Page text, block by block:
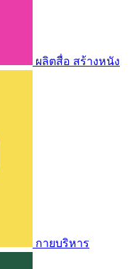
ผลิตสื่อ สร้างหนัง
กายบริหาร